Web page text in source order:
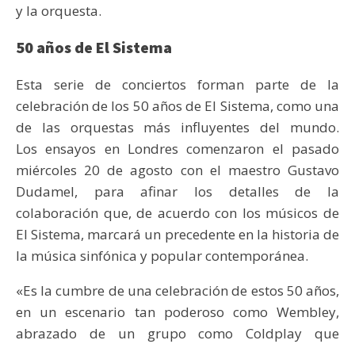
y la orquesta.
50 años de El Sistema
Esta serie de conciertos forman parte de la
celebración de los 50 años de El Sistema, como una
de las orquestas más influyentes del mundo.
Los ensayos en Londres comenzaron el pasado
miércoles 20 de agosto con el maestro Gustavo
Dudamel, para afinar los detalles de la
colaboración que, de acuerdo con los músicos de
El Sistema, marcará un precedente en la historia de
la música sinfónica y popular contemporánea.
«Es la cumbre de una celebración de estos 50 años,
en un escenario tan poderoso como Wembley,
abrazado de un grupo como Coldplay que